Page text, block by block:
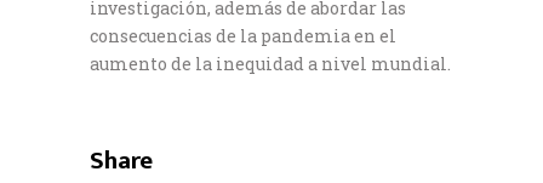
investigación, además de abordar las
consecuencias de la pandemia en el
aumento de la inequidad a nivel mundial.
Share